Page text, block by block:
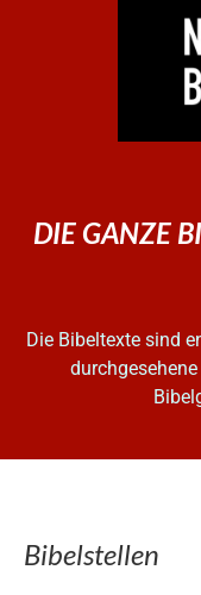
DIE GANZE
Die Bibeltexte sind
Bibelstellen